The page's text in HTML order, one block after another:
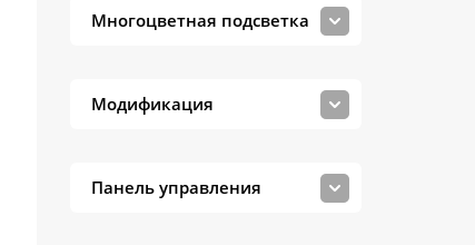
Многоцветная подсветка
Модификация
Панель управления